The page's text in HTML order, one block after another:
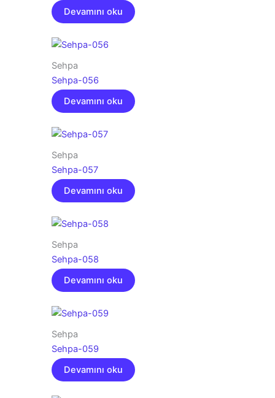
Devamını oku
Sehpa
Sehpa-056
Devamını oku
Sehpa
Sehpa-057
Devamını oku
Sehpa
Sehpa-058
Devamını oku
Sehpa
Sehpa-059
Devamını oku